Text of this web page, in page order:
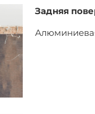
Задняя